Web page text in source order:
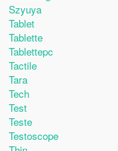
Szyuya
Tablet
Tablette
Tablettepc
Tactile
Tara
Tech
Test
Teste
Testoscope